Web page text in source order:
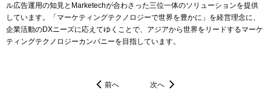
ル広告運用の知見とMarketechが合わさった三位一体のソリューションを提供
しています。「マーケティングテクノロジーで世界を豊かに」を経営理念に、
企業活動のDXニーズに応えてゆくことで、アジアから世界をリードするマーケ
ティングテクノロジーカンパニーを目指しています。
前へ 次へ